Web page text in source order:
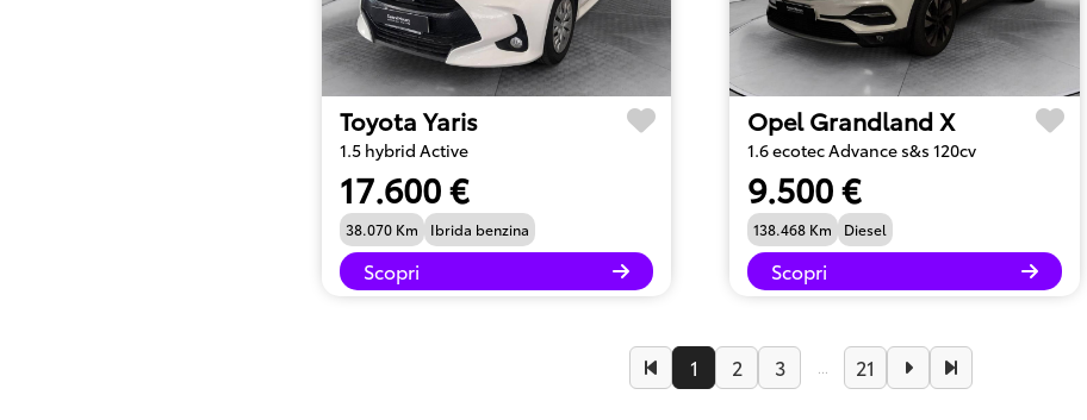
Toyota Yaris
1.5 hybrid Active
17.600 €
38.070 Km Ibrida benzina
Scopri
Opel Grandland X
1.6 ecotec Advance s&s 120cv
9.500 €
138.468 Km Diesel
Scopri
1 2 3 21